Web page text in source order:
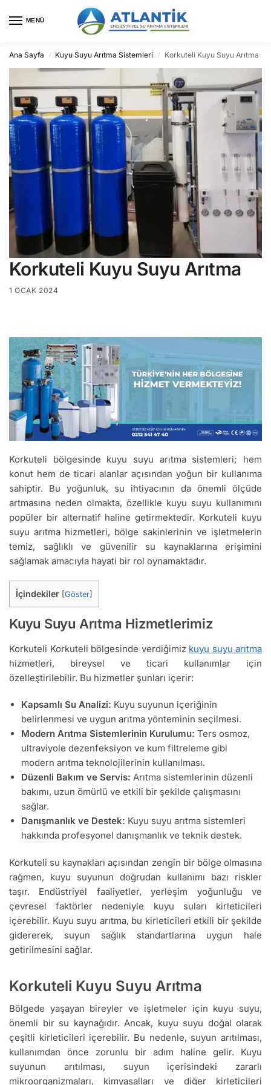
MENÜ
Ana Sayfa / Kuyu Suyu Arıtma Sistemleri / Korkuteli Kuyu Suyu Arıtma
Korkuteli Kuyu Suyu Arıtma
1 OCAK 2024
Korkuteli bölgesinde kuyu suyu arıtma sistemleri; hem
konut hem de ticari alanlar açısından yoğun bir kullanıma
sahiptir. Bu yoğunluk, su ihtiyacının da önemli ölçüde
artmasına neden olmakta, özellikle kuyu suyu kullanımını
popüler bir alternatif haline getirmektedir. Korkuteli kuyu
suyu arıtma hizmetleri, bölge sakinlerinin ve işletmelerin
temiz, sağlıklı ve güvenilir su kaynaklarına erişimini
sağlamak amacıyla hayati bir rol oynamaktadır.
İçindekiler Göster
Kuyu Suyu Arıtma Hizmetlerimiz
Korkuteli Korkuteli bölgesinde verdiğimiz kuyu suyu arıtma
hizmetleri, bireysel ve ticari kullanımlar için
özelleştirilebilir. Bu hizmetler şunları içerir:
Kapsamlı Su Analizi: Kuyu suyunun içeriğinin
belirlenmesi ve uygun arıtma yönteminin seçilmesi.
Modern Arıtma Sistemlerinin Kurulumu: Ters osmoz,
ultraviyole dezenfeksiyon ve kum filtreleme gibi
modern arıtma teknolojilerinin kullanılması.
Düzenli Bakım ve Servis: Arıtma sistemlerinin düzenli
bakımı, uzun ömürlü ve etkili bir şekilde çalışmasını
sağlar.
Danışmanlık ve Destek: Kuyu suyu arıtma sistemleri
hakkında profesyonel danışmanlık ve teknik destek.
Korkuteli su kaynakları açısından zengin bir bölge olmasına
rağmen, kuyu suyunun doğrudan kullanımı bazı riskler
taşır. Endüstriyel faaliyetler, yerleşim yoğunluğu ve
çevresel faktörler nedeniyle kuyu suları kirleticileri
içerebilir. Kuyu suyu arıtma, bu kirleticileri etkili bir şekilde
gidererek, suyun sağlık standartlarına uygun hale
getirilmesini sağlar.
Korkuteli Kuyu Suyu Arıtma
Bölgede yaşayan bireyler ve işletmeler için kuyu suyu,
önemli bir su kaynağıdır. Ancak, kuyu suyu doğal olarak
çeşitli kirleticileri içerebilir. Bu nedenle, suyun arıtılması,
kullanımdan önce zorunlu bir adım haline gelir. Kuyu
suyunun arıtılması, suyun içerisindeki zararlı
mikroorganizmaları, kimyasalları ve diğer kirleticileri